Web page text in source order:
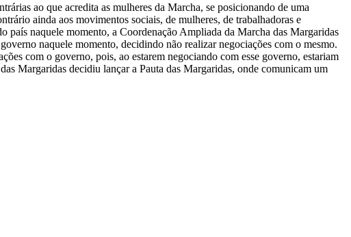
ao que acredita as mulheres da Marcha, se posicionando de uma
ainda aos movimentos sociais, de mulheres, de trabalhadoras e
naquele momento, a Coordenação Ampliada da Marcha das Margaridas
naquele momento, decidindo não realizar negociações com o mesmo.
com o governo, pois, ao estarem negociando com esse governo, estariam
Margaridas decidiu lançar a Pauta das Margaridas, onde comunicam um